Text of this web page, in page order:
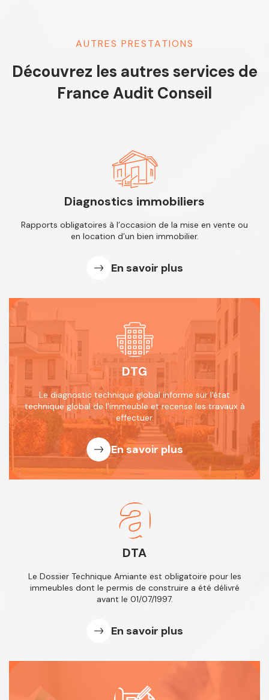
AUTRES PRESTATIONS
Découvrez les autres services de
France Audit Conseil
Diagnostics immobiliers
Rapports obligatoires à l’occasion de la mise en vente ou
en location d’un bien immobilier.
En savoir plus
DTG
Le diagnostic technique global informe sur l'état
technique global de l'immeuble et recense les travaux à
effectuer.
En savoir plus
DTA
Le Dossier Technique Amiante est obligatoire pour les
immeubles dont le permis de construire a été délivré
avant le 01/07/1997.
En savoir plus